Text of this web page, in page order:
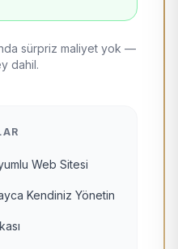
sürpriz maliyet yok —
dahil.
Web Sitesi
Kendiniz Yönetin